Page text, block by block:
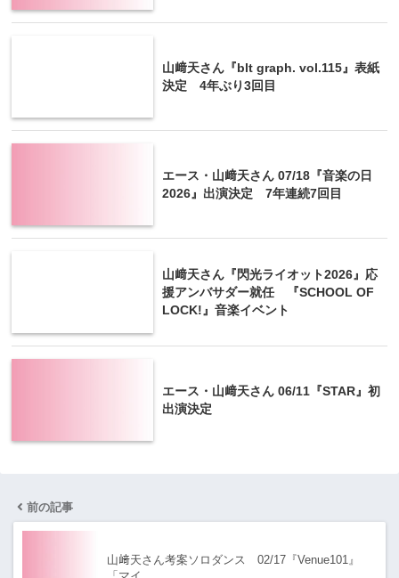
山﨑天さん『blt graph. vol.115』表紙
決定 4年ぶり3回目
エース・山﨑天さん 07/18『音楽の日
2026』出演決定 7年連続7回目
山﨑天さん『閃光ライオット2026』応
援アンバサダー就任 『SCHOOL OF
LOCK!』音楽イベント
エース・山﨑天さん 06/11『STAR』初
出演決定
前の記事
山﨑天さん考案ソロダンス 02/17『Venue101』